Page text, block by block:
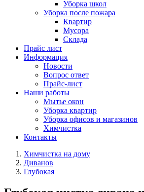
Уборка школ
Уборка после пожара
Квартир
Мусора
Склада
Прайс лист
Информация
Новости
Вопрос ответ
Прайс-лист
Наши работы
Мытье окон
Уборка квартир
Уборка офисов и магазинов
Химчистка
Контакты
Химчистка на дому
Диванов
Глубокая